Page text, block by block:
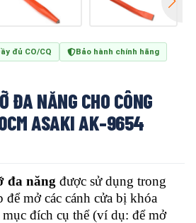
đủ CO/CQ Bảo hành chính hãng
ĐA NĂNG CHO CÔNG
ASAKI AK-9654
đa năng được sử dụng trong
mở các cánh cửa bị khóa
mục đích cụ thể (ví dụ: để mở